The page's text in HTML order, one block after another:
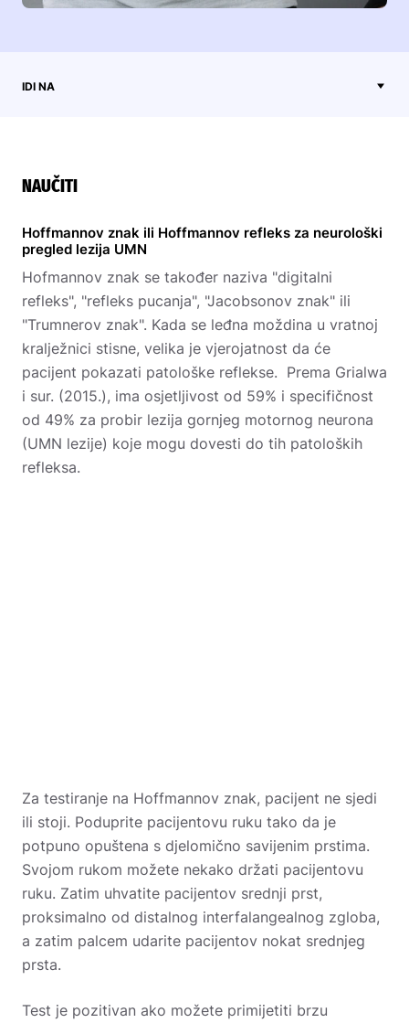
IDI NA
NAUČITI
Hoffmannov znak ili Hoffmannov refleks za neurološki
pregled lezija UMN
Hofmannov znak se također naziva "digitalni
refleks", "refleks pucanja", "Jacobsonov znak" ili
"Trumnerov znak". Kada se leđna moždina u vratnoj
kralježnici stisne, velika je vjerojatnost da će
pacijent pokazati patološke reflekse. Prema Grialwa
i sur. (2015.), ima osjetljivost od 59% i specifičnost
od 49% za probir lezija gornjeg motornog neurona
(UMN lezije) koje mogu dovesti do tih patoloških
refleksa.
Za testiranje na Hoffmannov znak, pacijent ne sjedi
ili stoji. Poduprite pacijentovu ruku tako da je
potpuno opuštena s djelomično savijenim prstima.
Svojom rukom možete nekako držati pacijentovu
ruku. Zatim uhvatite pacijentov srednji prst,
proksimalno od distalnog interfalangealnog zgloba,
a zatim palcem udarite pacijentov nokat srednjeg
prsta.
Test je pozitivan ako možete primijetiti brzu